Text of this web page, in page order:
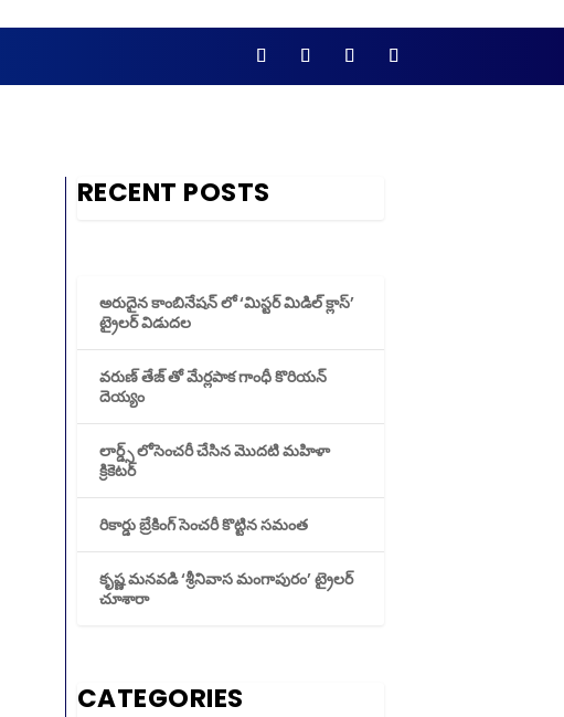
RECENT POSTS
అరుదైన కాంబినేషన్ లో ‘మిస్టర్ మిడిల్ క్లాస్’
ట్రైలర్ విడుదల
వరుణ్ తేజ్ తో మేర్లపాక గాంధీ కొరియన్
దెయ్యం
లార్డ్స్ లోసెంచరీ చేసిన మొదటి మహిళా
క్రికెటర్
రికార్డు బ్రేకింగ్ సెంచరీ కొట్టిన సమంత
కృష్ణ మనవడి ‘శ్రీనివాస మంగాపురం’ ట్రైలర్
చూశారా
CATEGORIES